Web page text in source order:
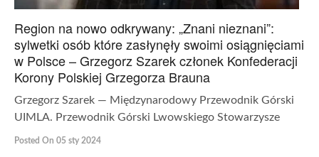
Region na nowo odkrywany: „Znani nieznani”:
sylwetki osób które zasłynęły swoimi osiągnięciami
w Polsce – Grzegorz Szarek członek Konfederacji
Korony Polskiej Grzegorza Brauna
Grzegorz Szarek — Międzynarodowy Przewodnik Górski
UIMLA. Przewodnik Górski Lwowskiego Stowarzysze
Posted On 05 sty 2024